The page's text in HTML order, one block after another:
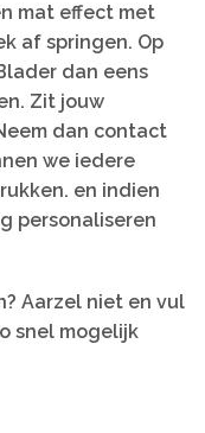
mat effect met
af springen. Op
dan eens
Zit jouw
dan contact
we iedere
en indien
personaliseren
Aarzel niet en vul
snel mogelijk